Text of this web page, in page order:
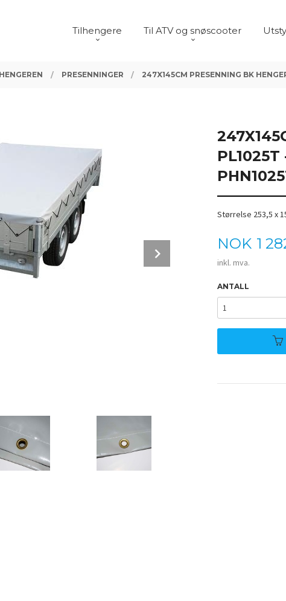
Tilhengere Til ATV og snøscooter
PRESENNINGER 247X145CM PRESENNING BK
PL1025T
Størrelse 253,5 x
Pris
NOK 1
inkl. mva.
ANTALL